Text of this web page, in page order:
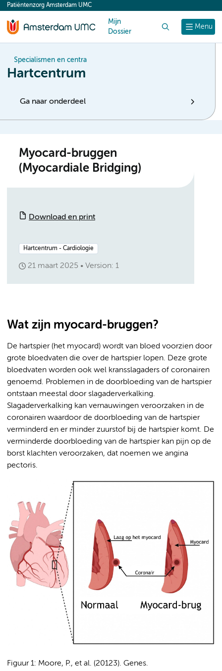
content
Menu
Patiëntenzorg Amsterdam UMC
Mijn
Dossier
Specialismen en centra
Hartcentrum
Ga naar onderdeel
Myocard-bruggen
(Myocardiale Bridging)
Download en print
Hartcentrum - Cardiologie
21 maart 2025 Version: 1
Wat zijn myocard-bruggen?
De hartspier (het myocard) wordt van bloed voorzien door
grote bloedvaten die over de hartspier lopen. Deze grote
bloedvaten worden ook wel kransslagaders of coronairen
genoemd. Problemen in de doorbloeding van de hartspier
ontstaan meestal door slagaderverkalking.
Slagaderverkalking kan vernauwingen veroorzaken in de
coronairen waardoor de doorbloeding van de hartspier
verminderd en er minder zuurstof bij de hartspier komt. De
verminderde doorbloeding van de hartspier kan pijn op de
borst klachten veroorzaken, dat noemen we angina
pectoris.
Figuur 1: Moore, P., et al. (20123). Genes.